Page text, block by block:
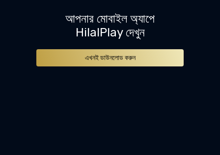
আপনার মোবাইল অ্যাপে
HilalPlay দেখুন
এখনই ডাউনলোড করুন